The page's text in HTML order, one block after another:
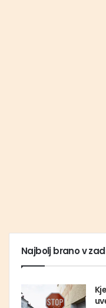
Najbolj brano v